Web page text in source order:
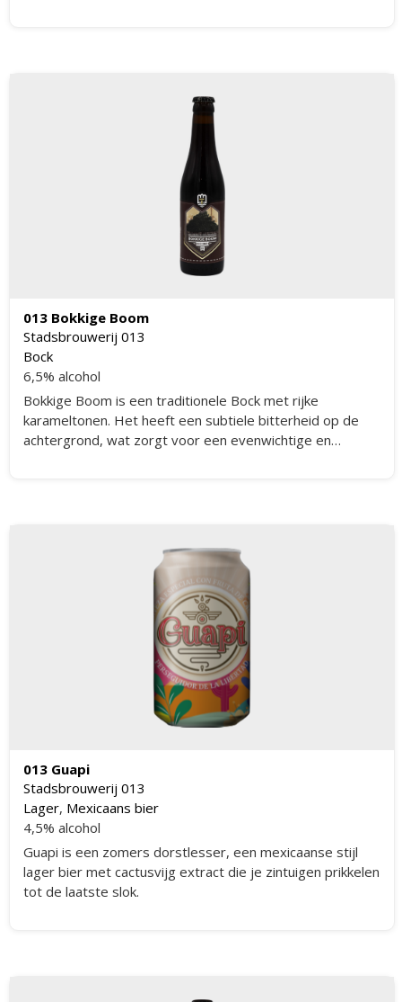
013 Bokkige Boom
Stadsbrouwerij 013
Bock
6,5% alcohol
Bokkige Boom is een traditionele Bock met rijke
karameltonen. Het heeft een subtiele bitterheid op de
achtergrond, wat zorgt voor een evenwichtige en
013 Guapi
Stadsbrouwerij 013
Lager, Mexicaans bier
4,5% alcohol
Guapi is een zomers dorstlesser, een mexicaanse stijl
lager bier met cactusvijg extract die je zintuigen prikkelen
tot de laatste slok.